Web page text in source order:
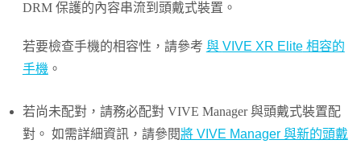
DRM 保護的內容串流到頭戴式裝置。
若要檢查手機的相容性，請參考 與 VIVE XR Elite相容的
手機 。
若尚未配對，請務必配對 VIVE Manager與頭戴式裝置配
對。 如需詳細資訊，請參閱將 VIVE Manager 與新的頭戴